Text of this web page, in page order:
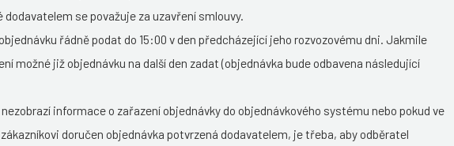
dodavatelem se považuje za uzavření smlouvy.
řádně podat do 15:00 v den předcházející jeho rozvozovému dni. Jakmile
možné již objednávku na další den zadat (objednávka bude odbavena následující
informace o zařazení objednávky do objednávkového systému nebo pokud ve
doručen objednávka potvrzená dodavatelem, je třeba, aby odběratel